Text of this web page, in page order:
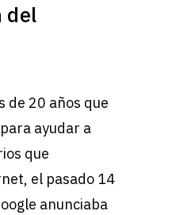
del
de 20 años que
ayudar a
que
el pasado 14
anunciaba